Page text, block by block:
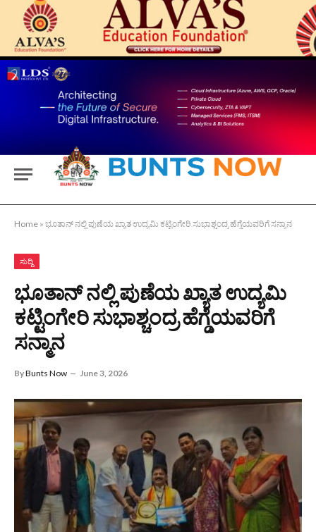
Home » ಭೂತಾನ್ ನಲ್ಲಿ ಪುಣೆಯ ಖ್ಯಾತ ಉದ್ಯಮಿ ಕಟ್ಟಿಂಗೇರಿ ಸುಭಾಶ್ಚಂದ್ರ ಹೆಗ್ಡೆಯವರಿಗೆ ಸನ್ಮಾನ
ಸುದ್ದಿ
ಭೂತಾನ್ ನಲ್ಲಿ ಪುಣೆಯ ಖ್ಯಾತ ಉದ್ಯಮಿ
ಕಟ್ಟಿಂಗೇರಿ ಸುಭಾಶ್ಚಂದ್ರ ಹೆಗ್ಡೆಯವರಿಗೆ
ಸನ್ಮಾನ
ByBunts Now June 3, 2026